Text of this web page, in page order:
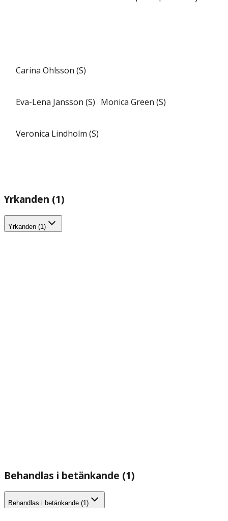
Carina Ohlsson (S)
Eva-Lena Jansson (S) Monica Green (S)
Veronica Lindholm (S)
Yrkanden (1)
Yrkanden (1)
Behandlas i betänkande (1)
Behandlas i betänkande (1)